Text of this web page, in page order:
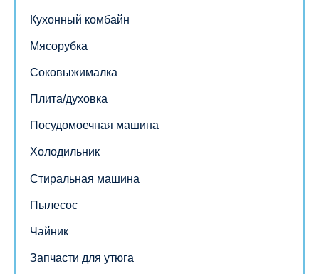
Кухонный комбайн
Мясорубка
Соковыжималка
Плита/духовка
Посудомоечная машина
Холодильник
Стиральная машина
Пылесос
Чайник
Запчасти для утюга